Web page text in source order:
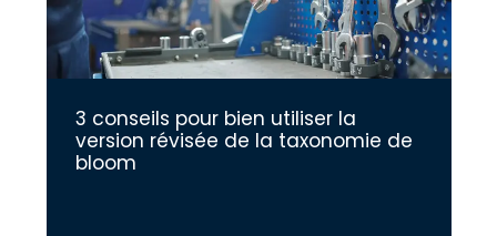
3 conseils pour bien utiliser la
version révisée de la taxonomie de
bloom